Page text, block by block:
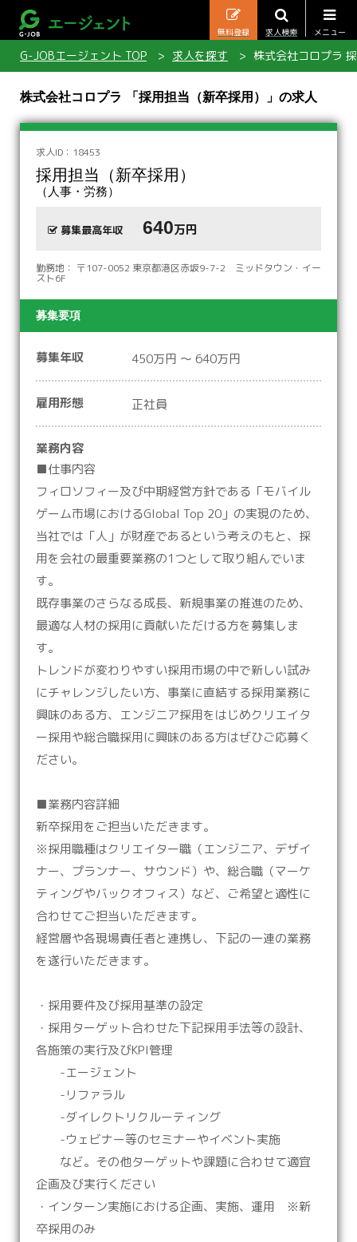
メニュー
求人検索
無料登録
G-JOBエージェント TOP 求人を探す 株式会社コロプラ
株式会社コロプラ 「採用担当（新卒採用）」の求人
求人ID：18453
採用担当（新卒採用）
（人事・労務）
募集最高年収 640万円
勤務地： 〒107-0052 東京都港区赤坂9-7-2 ミッドタウン・イー
スト6F
募集要項
募集年収 450万円 ～ 640万円
雇用形態 正社員
業務内容
■仕事内容
フィロソフィー及び中期経営方針である「モバイル
ゲーム市場におけるGlobal Top 20」の実現のため、
当社では「人」が財産であるという考えのもと、採
用を会社の最重要業務の1つとして取り組んでいま
す。
既存事業のさらなる成長、新規事業の推進のため、
最適な人材の採用に貢献いただける方を募集しま
す。
トレンドが変わりやすい採用市場の中で新しい試み
にチャレンジしたい方、事業に直結する採用業務に
興味のある方、エンジニア採用をはじめクリエイタ
ー採用や総合職採用に興味のある方はぜひご応募く
ださい。
■業務内容詳細
新卒採用をご担当いただきます。
※採用職種はクリエイター職（エンジニア、デザイ
ナー、プランナー、サウンド）や、総合職（マーケ
ティングやバックオフィス）など、ご希望と適性に
合わせてご担当いただきます。
経営層や各現場責任者と連携し、下記の一連の業務
を遂行いただきます。
・採用要件及び採用基準の設定
・採用ターゲット合わせた下記採用手法等の設計、
各施策の実行及びKPI管理
-エージェント
-リファラル
-ダイレクトリクルーティング
-ウェビナー等のセミナーやイベント実施
など。その他ターゲットや課題に合わせて適宜
企画及び実行ください
・インターン実施における企画、実施、運用 ※新
卒採用のみ